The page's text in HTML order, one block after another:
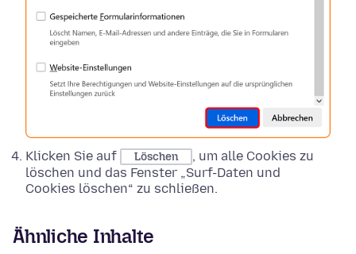
Klicken Sie auf Löschen
, um alle Cookies zu
löschen und das Fenster „Surf-Daten und
Cookies löschen“ zu schließen.
Ähnliche Inhalte